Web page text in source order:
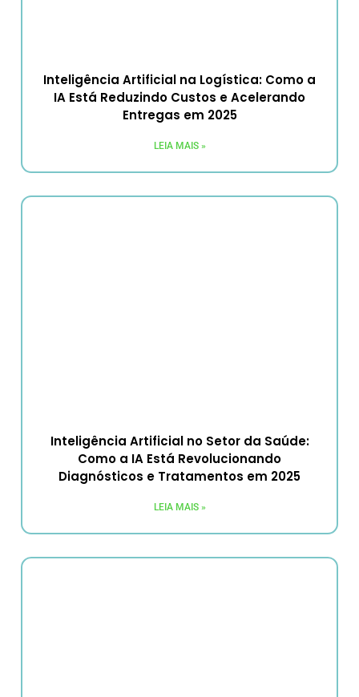
Inteligência Artificial na Logística: Como a
IA Está Reduzindo Custos e Acelerando
Entregas em 2025
LEIA MAIS »
Inteligência Artificial no Setor da Saúde:
Como a IA Está Revolucionando
Diagnósticos e Tratamentos em 2025
LEIA MAIS »